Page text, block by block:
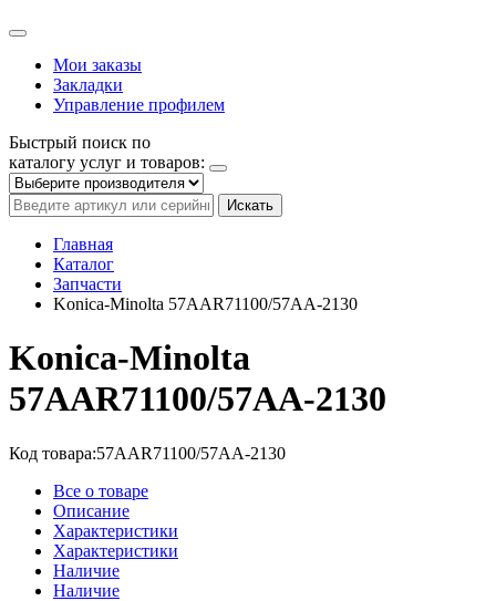
Мои заказы
Закладки
Управление профилем
Быстрый поиск по
каталогу услуг и товаров:
Искать
Главная
Каталог
Запчасти
Konica-Minolta 57AAR71100/57AA-2130
Konica-Minolta
57AAR71100/57AA-2130
Код товара:57AAR71100/57AA-2130
Все о товаре
Описание
Характеристики
Характеристики
Наличие
Наличие